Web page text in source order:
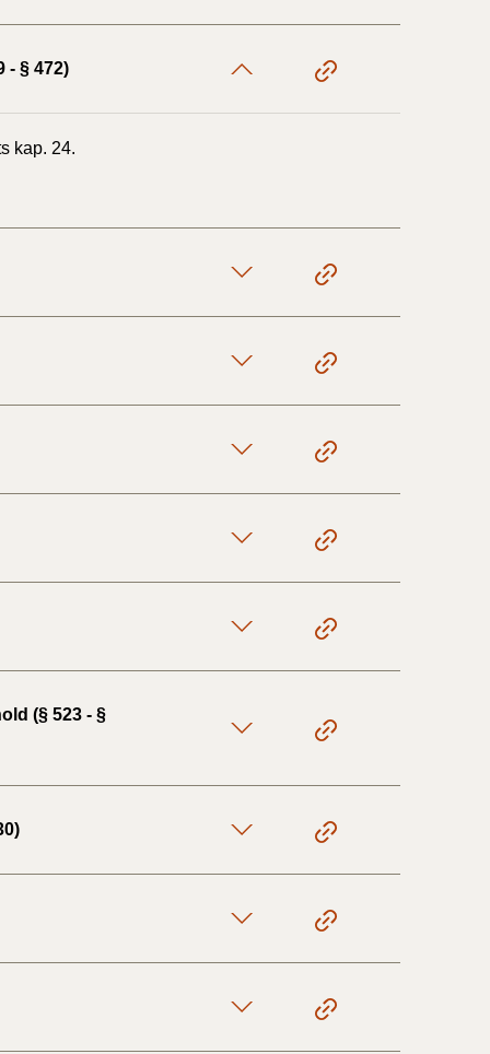
- § 472)
kap. 24.
(§ 523 - §